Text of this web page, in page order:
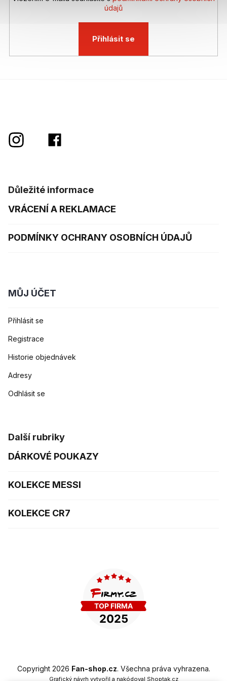
údajů
Přihlásit se
Důležité informace
VRÁCENÍ A REKLAMACE
PODMÍNKY OCHRANY OSOBNÍCH ÚDAJŮ
MŮJ ÚČET
Přihlásit se
Registrace
Historie objednávek
Adresy
Odhlásit se
Další rubriky
DÁRKOVÉ POUKAZY
KOLEKCE MESSI
KOLEKCE CR7
Copyright 2026 Fan-shop.cz. Všechna práva vyhrazena.
Grafický návrh vytvořil a nakódoval Shoptak.cz